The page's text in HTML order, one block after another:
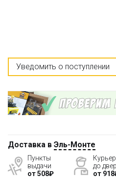
Уведомить о поступлении
Доставка в Эль-Монте
Пункты
выдачи
от 508₽
Курьер
до
от